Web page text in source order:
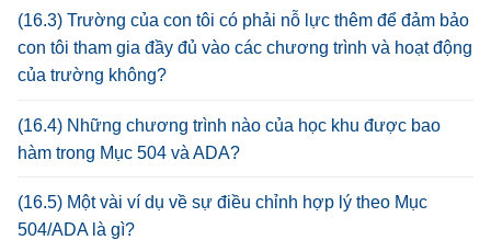
(16.3) Trường của con tôi có phải nỗ lực thêm để đảm bảo
con tôi tham gia đầy đủ vào các chương trình và hoạt động
của trường không?
(16.4) Những chương trình nào của học khu được bao
hàm trong Mục 504 và ADA?
(16.5) Một vài ví dụ về sự điều chỉnh hợp lý theo Mục
504/ADA là gì?